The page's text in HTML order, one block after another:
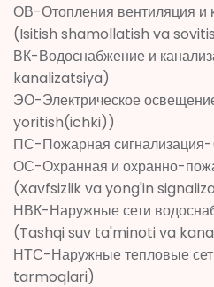
ОВ-Отопления вентиляция и
(Isitish shamollatish va
ВК-Водоснабжение и
kanalizatsiya)
ЭО-Электрическое
yoritish(ichki))
ПС-Пожарная
ОС-Охранная и охранно-
(Xavfsizlik va yong'in
НВК-Наружные сети
(Tashqi suv ta'minoti va
НТС-Наружные тепловые
tarmoqlari)